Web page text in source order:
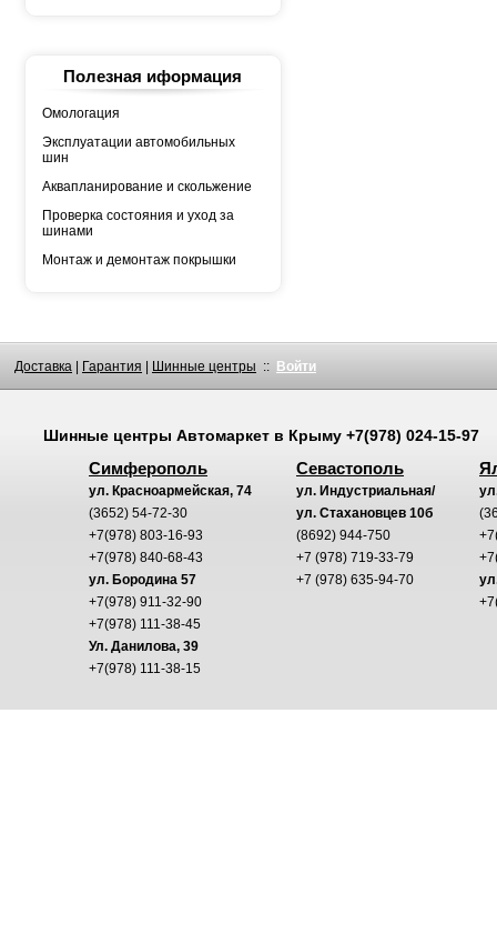
Росава
Полезная иформация
Омологация
Эксплуатации автомобильных
шин
Аквапланирование и скольжение
Проверка состояния и уход за
шинами
Монтаж и демонтаж покрышки
Доставка Гарантия Шинные центры :: Войти
Шинные центры Автомаркетв Крыму +7(978) 024-15-97
Симферополь
ул. Красноармейская, 74
(3652) 54-72-30
+7(978) 803-16-93
+7(978) 840-68-43
ул. Бородина 57
+7(978) 911-32-90
+7(978) 111-38-45
Ул. Данилова, 39
+7(978) 111-38-15
Севастополь
ул. Индустриальная/
ул. Стахановцев 10б
(8692) 944-750
+7 (978) 719-33-79
+7 (978) 635-94-70